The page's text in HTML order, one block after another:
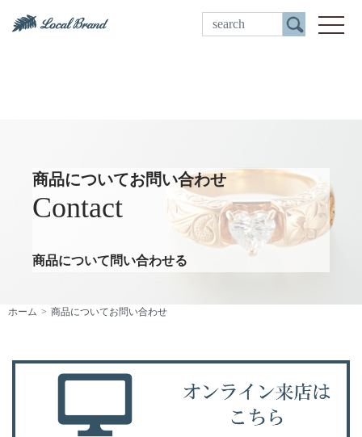
ご来店予約
商品についてお問い合わせ
Contact
商品について問い合わせる
ホーム 商品についてお問い合わせ